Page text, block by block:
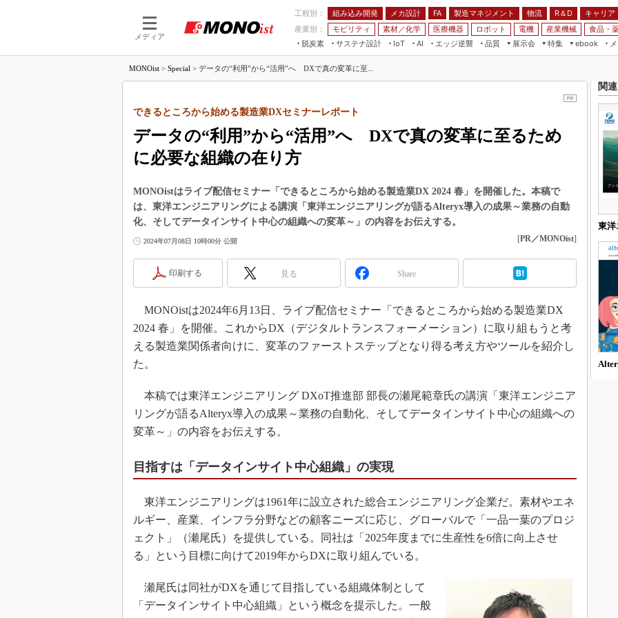
メディア
工程別： 組み込み開発 メカ設計 FA 製造マネジメント 物流 R＆D
キャリア
産業別：
モビリティ 素材／化学 医療機器 ロボット 電機 産業機械
食品・
脱炭素
サステナ設計
IoT
つながる工場
AI
AI×設備保全
エッジ逆襲 品質
展示会
JIMTOF
IIFES
TECHNO-FRONTIER
人テク展
EdgeTech+
産業オープンネット展
特集
つながるクルマ
フィールドサービス
組み込み画像技術
組み込みモデリング
Windows Embedded
ISO26262
3Dプリンタ
デジタルツインとCAE
イノベーション
製造業ビッグデータ
海外生産
グローバル設計・開発
ebook
メカ設計
モビリティ
MONOist > Special > データの“利用”から“活用”へ DXで真の変革に至...
データの“利用”から“活用”へ DXで真の変革に至るため
に必要な組織の在り方
できるところから始める製造業DXセミナーレポート
MONOistはライブ配信セミナー「できるところから始める製造業DX 2024 春」を開催した。本稿で
は、東洋エンジニアリングによる講演「東洋エンジニアリングが語るAlteryx導入の成果～業務の自動
化、そしてデータインサイト中心の組織への変革～」の内容をお伝えする。
2024年07月08日 10時00分 公開 [PR／MONOist]
印刷する 見る Share
MONOistは2024年6月13日、ライブ配信セミナー「できるところから始める製造業DX
2024 春」を開催。これからDX（デジタルトランスフォーメーション）に取り組もうと考
える製造業関係者向けに、変革のファーストステップとなり得る考え方やツールを紹介し
た。
本稿では東洋エンジニアリング DXoT推進部 部長の瀬尾範章氏の講演「東洋エンジニア
リングが語るAlteryx導入の成果～業務の自動化、そしてデータインサイト中心の組織への
変革～」の内容をお伝えする。
目指すは「データインサイト中心組織」の実現
東洋エンジニアリングは1961年に設立された総合エンジニアリング企業だ。素材やエネ
ルギー、産業、インフラ分野などの顧客ニーズに応じ、グローバルで「一品一葉のプロジ
ェクト」（瀬尾氏）を提供している。同社は「2025年度までに生産性を6倍に向上させ
る」という目標に向けて2019年からDXに取り組んでいる。
瀬尾氏は同社がDXを通じて目指している組織体制として
「データインサイト中心組織」という概念を提示した。一般
関
東洋